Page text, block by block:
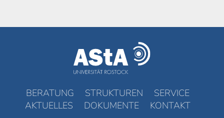
BERATUNG STRUKTUREN
SERVICE
AKTUELLES
DOKUMENTE KONTAKT